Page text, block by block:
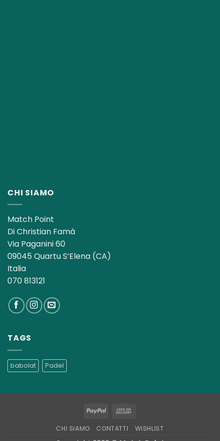
CHI SIAMO
Match Point
Di Christian Famà
Via Paganini 60
09045 Quartu S’Elena (CA)
Italia
070 813121
TAGS
babolat Padel
PayPal
Delivery
CHI SIAMO CONTATTI WISHLIST